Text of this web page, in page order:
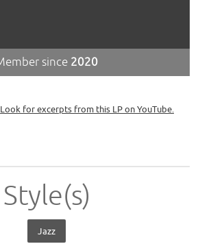
since 2020
Look for excerpts from this LP on YouTube.
Style(s)
Jazz